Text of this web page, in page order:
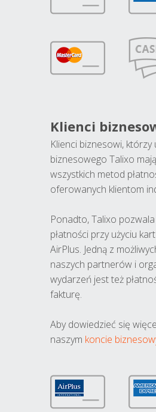
Klienci
Klienci biznesowi, którzy
biznesowego Talixo
wszystkich metod
oferowanych klientom
Ponadto, Talixo pozwala
płatności przy użyciu
AirPlus. Jedną z
naszych partnerów i
wydarzeń jest też
fakturę.
Aby dowiedzieć się
naszym koncie